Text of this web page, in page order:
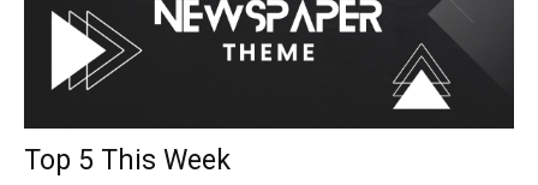
Top 5 This Week